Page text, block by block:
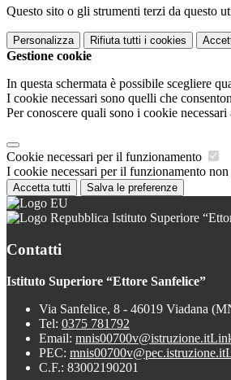
Questo sito o gli strumenti terzi da questo
Personalizza Rifiuta tutti i cookies
Gestione cookie
In questa schermata è possibile scegliere
I cookie necessari sono quelli che
Per conoscere quali sono i cookie
Cookie necessari per il funzionamento
I cookie necessari per il funzionamento
Accetta tutti Salva le preferenze
Istituto Superiore
Contatti
Istituto Superiore “Ettore Sanfelice”
Via Sanfelice, 8 - 46019 Viadana
Tel: 0375 781792
Email: mnis00700v@istruzione.it
PEC: mnis00700v@pec.istruzione.it
C.F.: 83002190201